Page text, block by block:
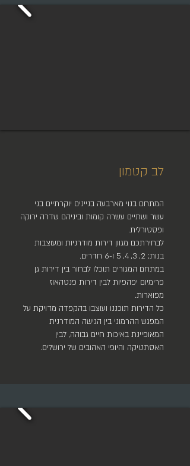
לב קטמון
המתחם בנוי מארבעה בניינים יוקרתיים בני
עשר ושתיים עשרה קומות וביניהם שדרה ירוקה
ופסטורלית.
לבחירתכם מגוון דירות מודרניות ומעוצבות
בנות; 2, 3, 4, 5 ו-6 חדרים.
במתחם המגורים תוכלו לבחור בין דירות גן
פרימיום יפהפיות לבין דירות פנטהאוז
מפוארות.
כל הדירות תוכננו ועוצבו בהקפדה מדויקת על
המפגש ההרמוני בין הגישה המודרנית
המאופיינת באיכות חיים גבוהה, לבין
האסתטיקה והיופי האהובים של ירושלים.